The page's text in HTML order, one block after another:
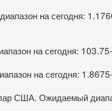
на сегодня:
на сегодня:
на сегодня:
США. Ожидаемый